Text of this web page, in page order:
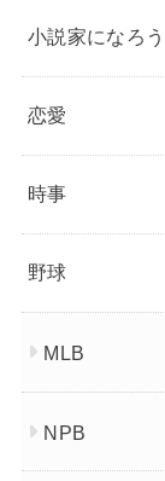
小説家になろう
恋愛
時事
野球
MLB
NPB